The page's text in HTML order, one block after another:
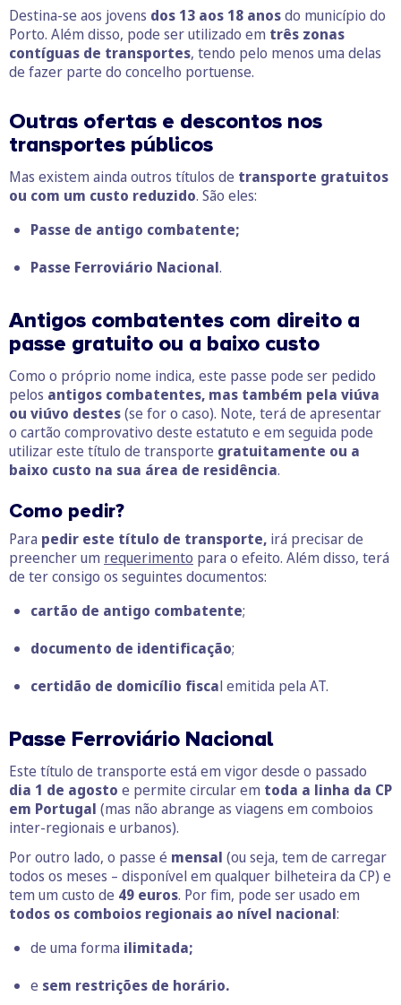
Destina-se aos jovens dos 13 aos 18 anosdo município do
Porto. Além disso, pode ser utilizado em três zonas
contíguas de transportes, tendo pelo menos uma delas
de fazer parte do concelho portuense.
Outras ofertas e descontos nos
transportes públicos
Mas existem ainda outros títulos de transporte gratuitos
ou com um custo reduzido. São eles:
Passe de antigo combatente;
Passe Ferroviário Nacional.
Antigos combatentes com direito a
passe gratuito ou a baixo custo
Como o próprio nome indica, este passe pode ser pedido
pelos antigos combatentes, mas também pela viúva
ou viúvo destes(se for o caso). Note, terá de apresentar
o cartão comprovativo deste estatuto e em seguida pode
utilizar este título de transporte gratuitamente ou a
baixo custo na sua área de residência.
Como pedir?
Para pedir este título de transporte, irá precisar de
preencher um requerimento para o efeito. Além disso, terá
de ter consigo os seguintes documentos:
cartão de antigo combatente;
documento de identificação;
certidão de domicílio fiscal emitida pela AT.
Passe Ferroviário Nacional
Este título de transporte está em vigor desde o passado
dia 1 de agosto e permite circular em toda a linha da CP
em Portugal (mas não abrange as viagens em comboios
inter-regionais e urbanos).
Por outro lado, o passe é mensal (ou seja, tem de carregar
todos os meses – disponível em qualquer bilheteira da CP) e
tem um custo de 49 euros. Por fim, pode ser usado em
todos os comboios regionais ao nível nacional:
de uma forma ilimitada;
e sem restrições de horário.